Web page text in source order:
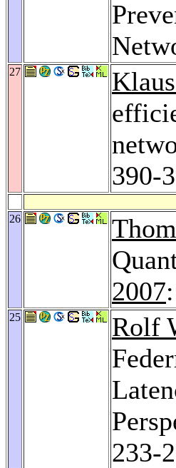
27
390-
26
2007
25 Rolf
233-